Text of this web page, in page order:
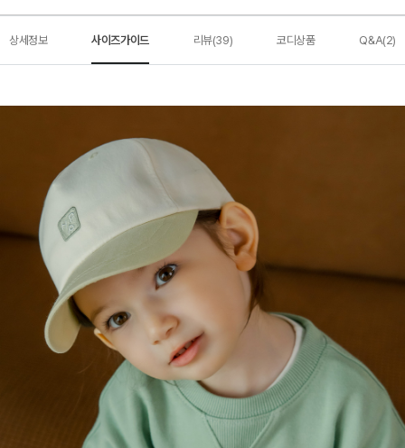
상세정보 사이즈가이드 리뷰(39) 코디상품 Q&A(2)